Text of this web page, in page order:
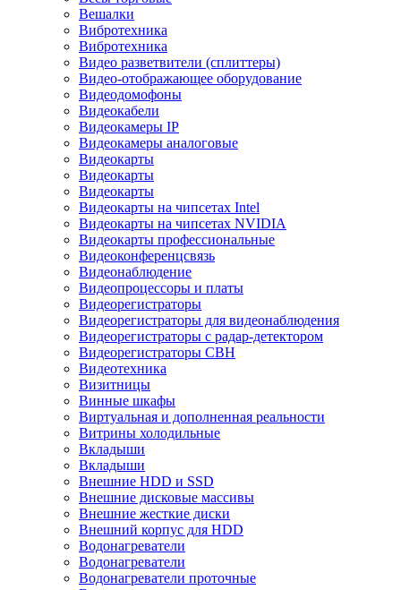
Вешалки
Вибротехника
Вибротехника
Видео разветвители (сплиттеры)
Видео-отображающее оборудование
Видеодомофоны
Видеокабели
Видеокамеры IP
Видеокамеры аналоговые
Видеокарты
Видеокарты
Видеокарты
Видеокарты на чипсетах Intel
Видеокарты на чипсетах NVIDIA
Видеокарты профессиональные
Видеоконференцсвязь
Видеонаблюдение
Видеопроцессоры и платы
Видеорегистраторы
Видеорегистраторы для видеонаблюдения
Видеорегистраторы с радар-детектором
Видеорегистраторы СВН
Видеотехника
Визитницы
Винные шкафы
Виртуальная и дополненная реальности
Витрины холодильные
Вкладыши
Вкладыши
Внешние HDD и SSD
Внешние дисковые массивы
Внешние жесткие диски
Внешний корпус для HDD
Водонагреватели
Водонагреватели
Водонагреватели проточные